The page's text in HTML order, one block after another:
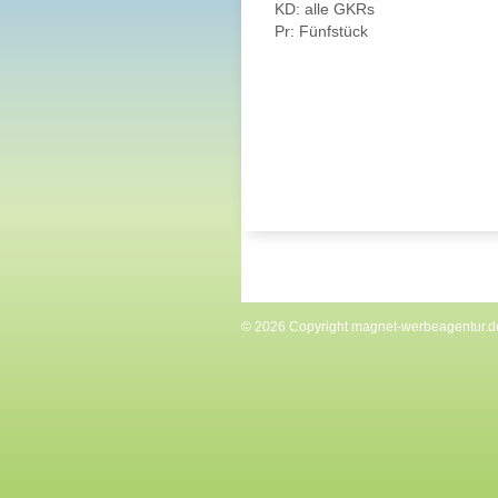
KD: alle GKRs
Pr: Fünfstück
© 2026 Copyright magnet-